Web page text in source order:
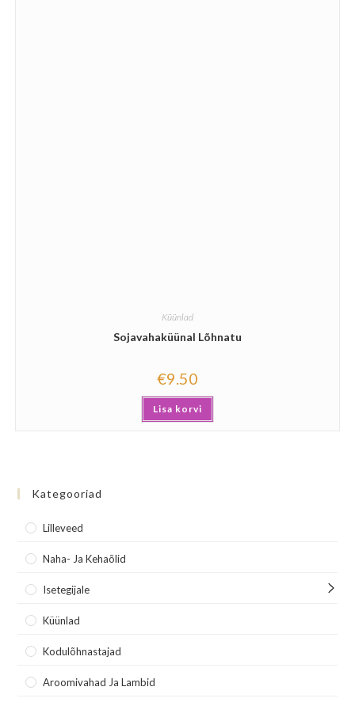
Küünlad
Sojavahaküünal Lõhnatu
€9.50
Lisa korvi
Kategooriad
Lilleveed
Naha- Ja Kehaõlid
Isetegijale
Küünlad
Kodulõhnastajad
Aroomivahad Ja Lambid